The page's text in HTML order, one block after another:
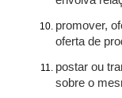
promover,
oferta de
postar ou
sobre o